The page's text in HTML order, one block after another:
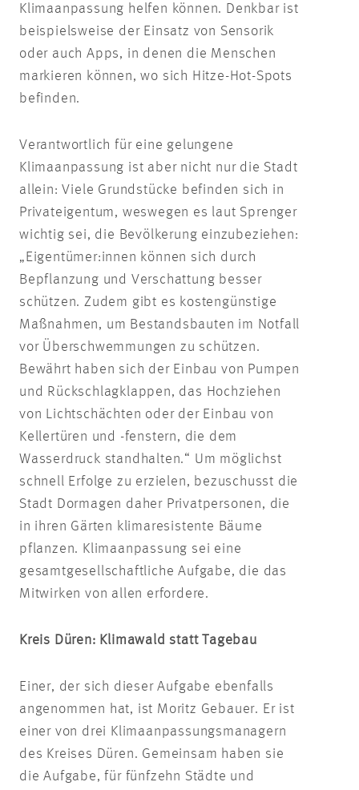
Klimaanpassung helfen können. Denkbar ist
beispielsweise der Einsatz von Sensorik
oder auch Apps, in denen die Menschen
markieren können, wo sich Hitze-Hot-Spots
befinden.
Verantwortlich für eine gelungene
Klimaanpassung ist aber nicht nur die Stadt
allein: Viele Grundstücke befinden sich in
Privateigentum, weswegen es laut Sprenger
wichtig sei, die Bevölkerung einzubeziehen:
„Eigentümer:innen können sich durch
Bepflanzung und Verschattung besser
schützen. Zudem gibt es kostengünstige
Maßnahmen, um Bestandsbauten im Notfall
vor Überschwemmungen zu schützen.
Bewährt haben sich der Einbau von Pumpen
und Rückschlagklappen, das Hochziehen
von Lichtschächten oder der Einbau von
Kellertüren und -fenstern, die dem
Wasserdruck standhalten.“ Um möglichst
schnell Erfolge zu erzielen, bezuschusst die
Stadt Dormagen daher Privatpersonen, die
in ihren Gärten klimaresistente Bäume
pflanzen. Klimaanpassung sei eine
gesamtgesellschaftliche Aufgabe, die das
Mitwirken von allen erfordere.
Kreis Düren: Klimawald statt Tagebau
Einer, der sich dieser Aufgabe ebenfalls
angenommen hat, ist Moritz Gebauer. Er ist
einer von drei Klimaanpassungsmanagern
des Kreises Düren. Gemeinsam haben sie
die Aufgabe, für fünfzehn Städte und